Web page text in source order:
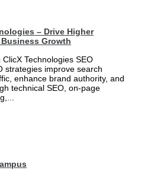
– Drive Higher
Growth
Technologies SEO
strategies improve search
enhance brand authority, and
technical SEO, on-page